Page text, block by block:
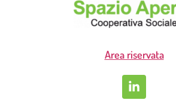
Area riservata